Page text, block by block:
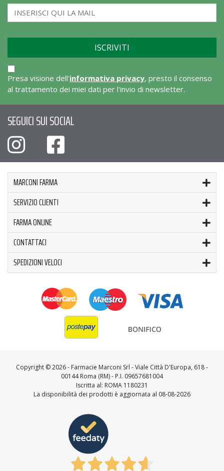
Presa visione dell'informativa privacy, presto il consenso
al trattamento dei miei dati per l'invio di newsletter.
SEGUICI SUI SOCIAL
MARCONI FARMA
SERVIZIO CLIENTI
FARMA ONLINE
CONTATTACI
SPEDIZIONI VELOCI
Copyright ©2026 - Farmacie Marconi Srl - Viale Città D'Europa, 618 -
00144 Roma (RM) - P.I. 09657681004
Iscritta al: ROMA 1180231
La disponibilità dei prodotti è aggiornata al 08-08-2026